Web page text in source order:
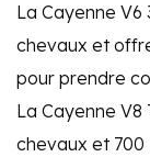
La Cayenne
chevaux et
pour prendre
La Cayenne
chevaux et